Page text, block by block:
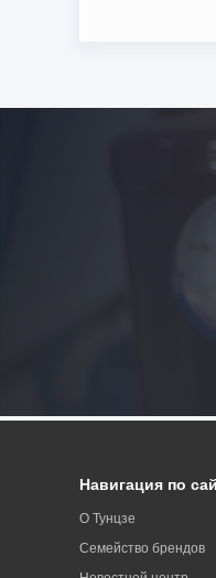
Навигация по
О Тунцзе
Семейство брендов